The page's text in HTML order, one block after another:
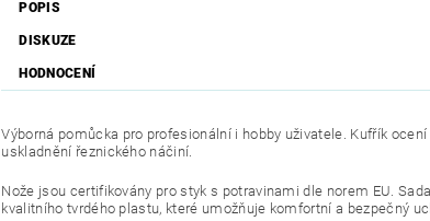
POPIS
DISKUZE
HODNOCENÍ
Výborná pomůcka pro profesionální i hobby uživatele. Kufřík
uskladnění řeznického náčiní.
Nože jsou certifikovány pro styk s potravinami dle norem EU.
kvalitního tvrdého plastu, které umožňuje komfortní a bezpečný